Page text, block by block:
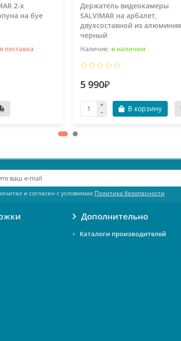
2-х
на буе
поставка
Держатель видеокамеры
SALVIMAR на арбалет,
двухсоставной из алюминия
черный
в наличии
5 990₽
В корзину
и согласен с условиями Политика безопасности
Дополнительно
Каталоги производителей